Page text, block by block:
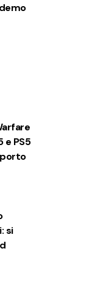
e PS5
si